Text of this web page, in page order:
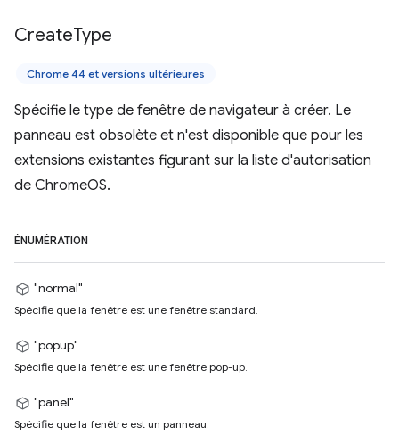
CreateType
Chrome 44 et versions ultérieures
Spécifie le type de fenêtre de navigateur à créer. Le
panneau est obsolète et n'est disponible que pour les
extensions existantes figurant sur la liste d'autorisation
de ChromeOS.
ÉNUMÉRATION
"normal"
Spécifie que la fenêtre est une fenêtre standard.
"popup"
Spécifie que la fenêtre est une fenêtre pop-up.
"panel"
Spécifie que la fenêtre est un panneau.